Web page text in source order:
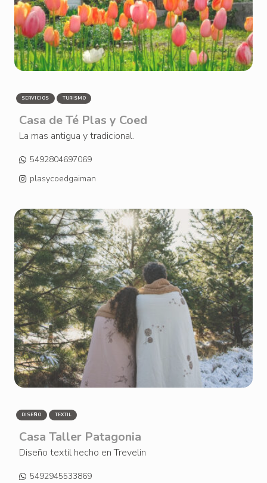
SERVICIOS TURISMO
Casa de Té Plas y Coed
La mas antigua y tradicional.
5492804697069
plasycoedgaiman
DISEÑO TEXTIL
Casa Taller Patagonia
Diseño textil hecho en Trevelin
5492945533869